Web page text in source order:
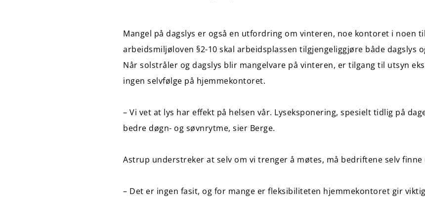
Mangel på dagslys er også en utfordring om vinteren, noe kontoret i noen
arbeidsmiljøloven §2-10 skal arbeidsplassen tilgjengeliggjøre både dagslys
Når solstråler og dagslys blir mangelvare på vinteren, er tilgang til utsyn
ingen selvfølge på hjemmekontoret.
– Vi vet at lys har effekt på helsen vår. Lyseksponering, spesielt tidlig på
bedre døgn- og søvnrytme, sier Berge.
Astrup understreker at selv om vi trenger å møtes, må bedriftene selv
– Det er ingen fasit, og for mange er fleksibiliteten hjemmekontoret gir